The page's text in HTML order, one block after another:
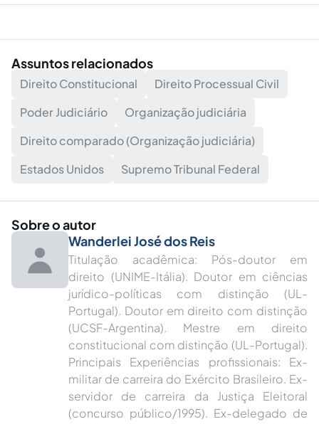
Assuntos relacionados
Direito Constitucional
Direito Processual Civil
Poder Judiciário
Organização judiciária
Direito comparado (Organização judiciária)
Estados Unidos
Supremo Tribunal Federal
Sobre o autor
Wanderlei José dos Reis
Titulação acadêmica: Pós-doutor em
direito (UNIME-Itália). Doutor em ciências
jurídico-políticas com distinção (UL-
Portugal). Doutor em direito com distinção
(UCSF-Argentina). Mestre em direito
constitucional com distinção (UL-Portugal).
Principais Experiências profissionais: Ex-
militar de carreira do Exército Brasileiro. Ex-
servidor de carreira da Justiça Eleitoral
(concurso público/1995). Ex-delegado de